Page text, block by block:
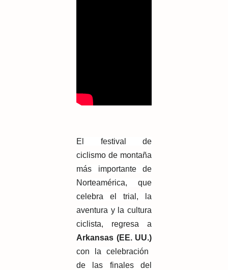
El festival de
ciclismo de montaña
más importante de
Norteamérica, que
celebra el trial, la
aventura y la cultura
ciclista, regresa a
Arkansas (EE. UU.)
con la celebración
de las finales del